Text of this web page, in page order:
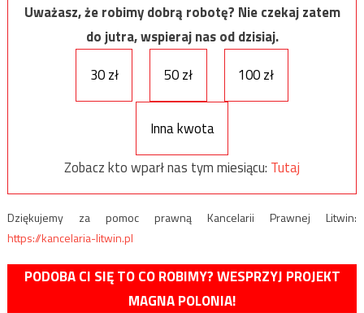
Uważasz, że robimy dobrą robotę? Nie czekaj zatem
do jutra, wspieraj nas od dzisiaj.
30 zł
50 zł 100 zł
Inna kwota
Zobacz kto wparł nas tym miesiącu: Tutaj
Dziękujemy za pomoc prawną Kancelarii Prawnej Litwin:
https://kancelaria-litwin.pl
PODOBA CI SIĘ TO CO ROBIMY? WESPRZYJ PROJEKT
MAGNA POLONIA!